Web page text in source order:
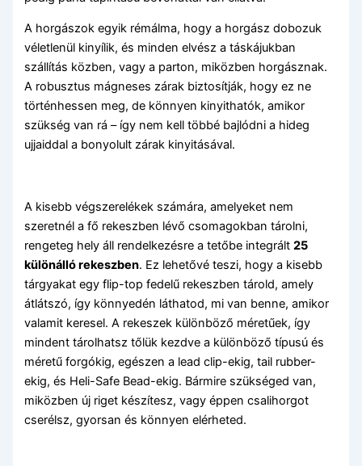
A horgászok egyik rémálma, hogy a horgász dobozuk
véletlenül kinyílik, és minden elvész a táskájukban
szállítás közben, vagy a parton, miközben horgásznak.
A robusztus mágneses zárak biztosítják, hogy ez ne
történhessen meg, de könnyen kinyithatók, amikor
szükség van rá – így nem kell többé bajlódni a hideg
ujjaiddal a bonyolult zárak kinyitásával.
A kisebb végszerelékek számára, amelyeket nem
szeretnél a fő rekeszben lévő csomagokban tárolni,
rengeteg hely áll rendelkezésre a tetőbe integrált25
különálló rekeszben. Ez lehetővé teszi, hogy a kisebb
tárgyakat egy flip-top fedelű rekeszben tárold, amely
átlátszó, így könnyedén láthatod, mi van benne, amikor
valamit keresel. A rekeszek különböző méretűek, így
mindent tárolhatsz tőlük kezdve a különböző típusú és
méretű forgókig, egészen a lead clip-ekig, tail rubber-
ekig, és Heli-Safe Bead-ekig. Bármire szükséged van,
miközben új riget készítesz, vagy éppen csalihorgot
cserélsz, gyorsan és könnyen elérheted.